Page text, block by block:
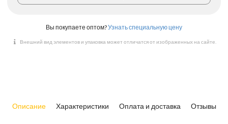
Вы покупаете оптом?Узнать специальную цену
Внешний вид элементов и упаковка может отличатся от изображенных на сайте.
Описание Характеристики Оплата и доставка Отзывы